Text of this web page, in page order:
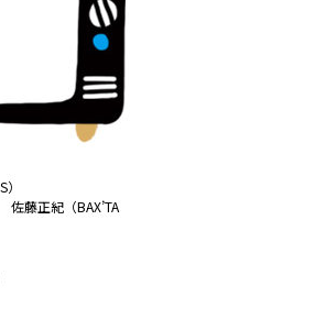
藤正紀（BAX’TA